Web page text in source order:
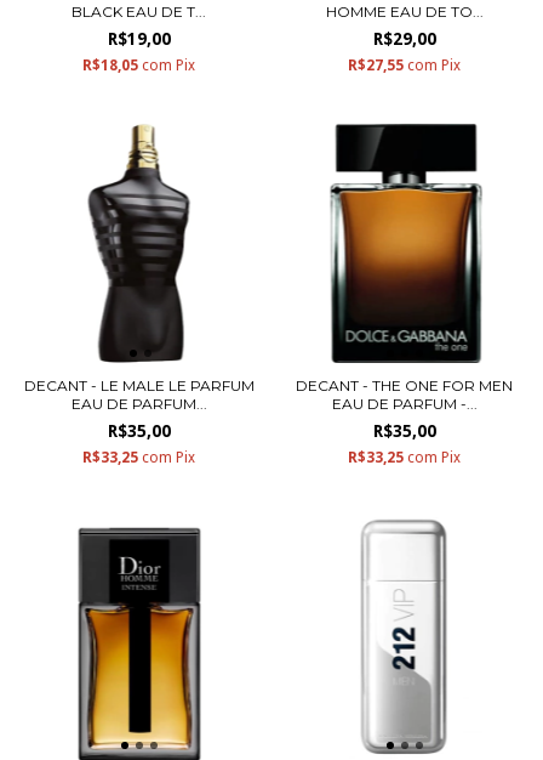
BLACK EAU DE T...
R$19,00
R$18,05 com Pix
HOMME EAU DE TO...
R$29,00
R$27,55 com Pix
DECANT - LE MALE LE PARFUM
EAU DE PARFUM...
R$35,00
R$33,25 com Pix
DECANT - THE ONE FOR MEN
EAU DE PARFUM -...
R$35,00
R$33,25 com Pix